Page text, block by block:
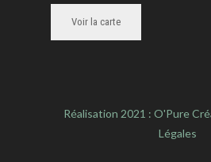
Voir la carte
Réalisation 2021 : O'Pure
Légales